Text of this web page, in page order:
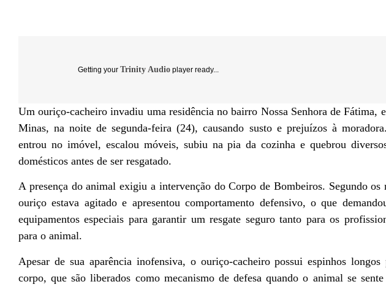
Getting your Trinity Audio player ready...
Um ouriço-cacheiro invadiu uma residência no bairro Nossa Senhora de Fátima,
Minas, na noite de segunda-feira (24), causando susto e prejuízos à
entrou no imóvel, escalou móveis, subiu na pia da cozinha e quebrou
domésticos antes de ser resgatado.
A presença do animal exigiu a intervenção do Corpo de Bombeiros. Segundo os
ouriço estava agitado e apresentou comportamento defensivo, o que
equipamentos especiais para garantir um resgate seguro tanto para os
para o animal.
Apesar de sua aparência inofensiva, o ouriço-cacheiro possui espinhos
corpo, que são liberados como mecanismo de defesa quando o animal se sente